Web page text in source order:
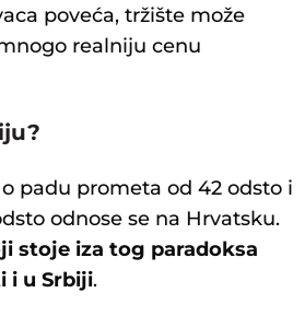
poveća, tržište može
realniju cenu
padu prometa od 42 odsto i
odnose se na Hrvatsku.
stoje iza tog paradoksa
i u Srbiji.